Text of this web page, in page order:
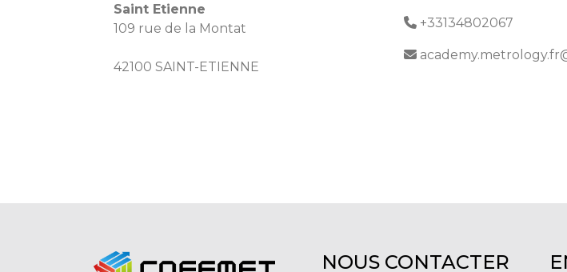
Saint Etienne
109 rue de la Montat
42100 SAINT-ETIENNE
+33134802067
NOUS CONTACTER